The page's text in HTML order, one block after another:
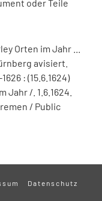
oder Teile
Orten im Jahr ...
avisiert.
: (15.6.1624)
Jahr /. 1.6.1624.
/ Public
Datenschutz